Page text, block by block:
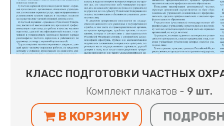
КЛАСС ПОДГОТОВКИ ЧАСТНЫХ
Комплект плакатов - 9 шт.
В КОРЗИНУ